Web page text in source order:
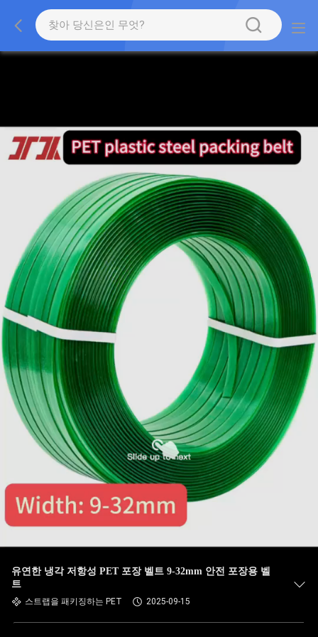
유연한 냉각 저항성 PET 포장 벨트 9-32mm 안전 포장용 벨
트
스트랩을 패키징하는 PET 2025-09-15